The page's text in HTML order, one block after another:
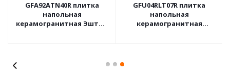
GFA92ATN40R плитка
напольная
керамогранитная Эштон
GFU04RLT07R плитка
напольная
керамогранитная